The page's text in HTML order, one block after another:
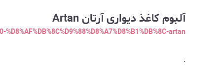
آلبوم کاغذ دیواری آرتان Artan
artan
.